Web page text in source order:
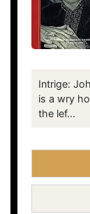
Intrige:
is a wry
the lef...